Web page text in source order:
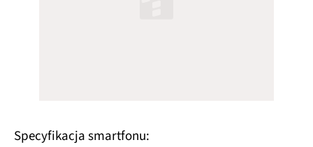
Specyfikacja smartfonu: